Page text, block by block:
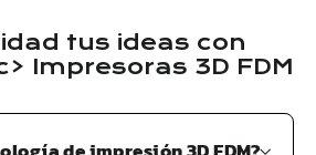
tus ideas con
Impresoras 3D FDM